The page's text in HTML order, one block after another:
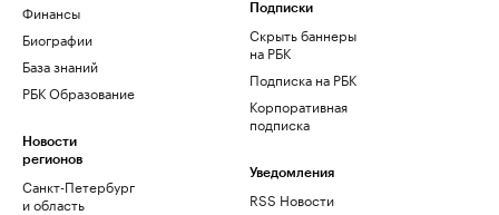
Финансы
Биографии
База знаний
РБК Образование
Новости
регионов
Санкт-Петербург
и область
Подписки
Скрыть баннеры
на РБК
Подписка на РБК
Корпоративная
подписка
Уведомления
RSS Новости